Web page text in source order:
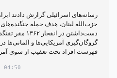
رسانه‌های اسرائیلی گزارش دادند
حزب‌الله لبنان، هدف حمله
دست‌داشتن در
فهرست افراد تحت تعقیب از سوی
04:50